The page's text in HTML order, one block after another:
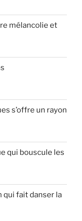
mélancolie et
s’offre un rayon
qui bouscule les
qui fait danser la